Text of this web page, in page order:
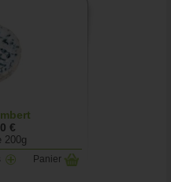
€
200g
Panier